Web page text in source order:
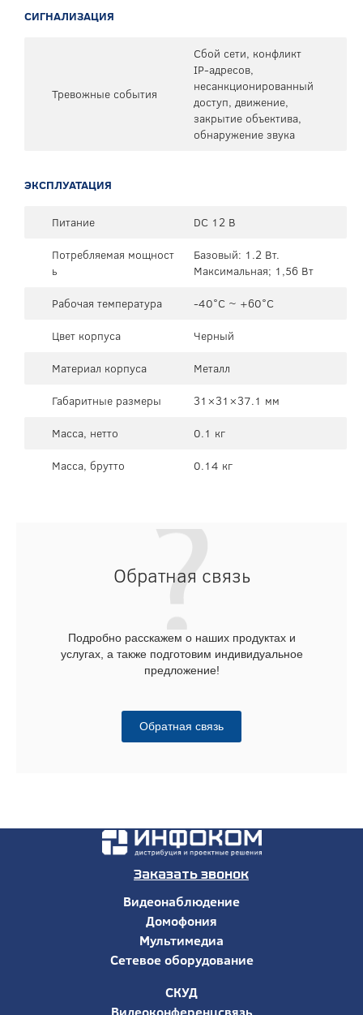
СИГНАЛИЗАЦИЯ
Тревожные события
Сбой сети, конфликт
IP-адресов,
несанкционированный
доступ, движение,
закрытие объектива,
обнаружение звука
ЭКСПЛУАТАЦИЯ
Питание
DC 12 В
Потребляемая мощност
ь
Базовый: 1.2 Вт.
Максимальная; 1,56 Вт
Рабочая температура
-40°C ~ +60°C
Цвет корпуса
Черный
Материал корпуса
Металл
Габаритные размеры
31×31×37.1 мм
Масса, нетто
0.1 кг
Масса, брутто
0.14 кг
Обратная связь
Подробно расскажем о наших продуктах и
услугах, а также подготовим индивидуальное
предложение!
Обратная связь
Заказать звонок
Видеонаблюдение
Домофония
Мультимедиа
Сетевое оборудование
СКУД